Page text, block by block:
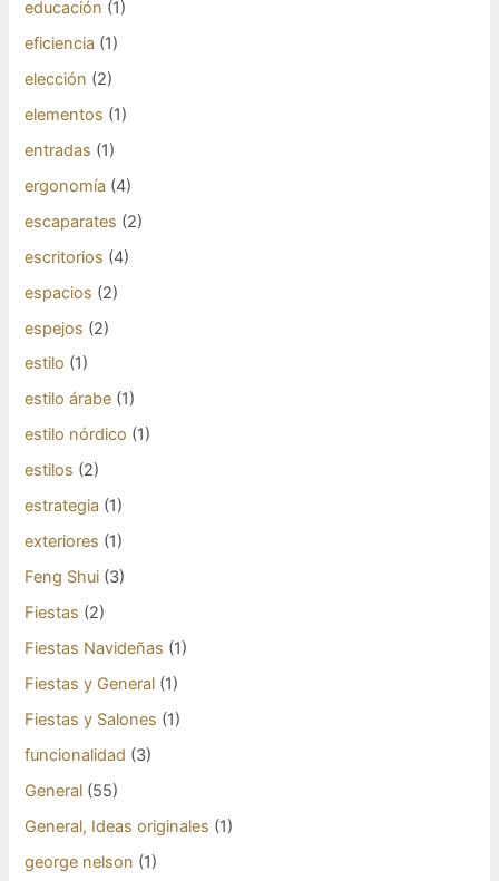
educación (1)
eficiencia (1)
elección (2)
elementos (1)
entradas (1)
ergonomía (4)
escaparates (2)
escritorios (4)
espacios (2)
espejos (2)
estilo (1)
estilo árabe (1)
estilo nórdico (1)
estilos (2)
estrategia (1)
exteriores (1)
Feng Shui (3)
Fiestas (2)
Fiestas Navideñas (1)
Fiestas y General (1)
Fiestas y Salones (1)
funcionalidad (3)
General (55)
General, Ideas originales (1)
george nelson (1)